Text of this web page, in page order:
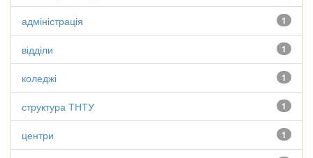
1
адміністрація
1
відділи
1
коледжі
1
структура ТНТУ
1
центри